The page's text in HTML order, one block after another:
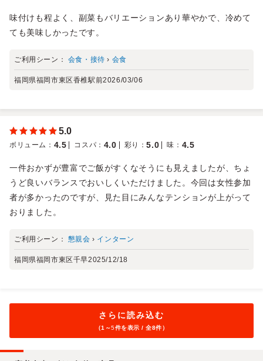
味付けも程よく、副菜もバリエーションあり華やかで、冷めて
ても美味しかったです。
ご利用シーン： 会食・接待 › 会食
福岡県福岡市東区香椎駅前2026/03/06
5.0
ボリューム ： 4.5 コスパ ： 4.0 彩り ：5.0 味 ： 4.5
一件おかずが豊富でご飯がすくなそうにも見えましたが、ちょ
うど良いバランスでおいしくいただけました。今回は女性参加
者が多かったのですが、見た目にみんなテンションが上がって
おりました。
ご利用シーン： 懇親会 › インターン
福岡県福岡市東区千早2025/12/18
さらに読み込む
（1～5件を表示 / 全8件）